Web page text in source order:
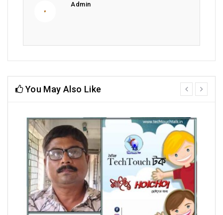
Admin
You May Also Like
prev